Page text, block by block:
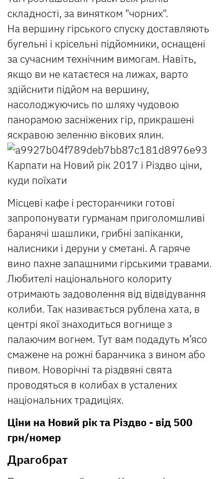
складності, за винятком "чорних".
На вершину гірського спуску доставляють
бугельні і крісельні підйомники, оснащені
за сучасним технічним вимогам. Навіть,
якщо ви не катаєтеся на лижах, варто
здійснити підйом на вершину,
насолоджуючись по шляху чудовою
панорамою засніжених гір, прикрашені
яскравою зеленню вікових ялин.
Місцеві кафе і ресторанчики готові
запропонувати гурманам приголомшливі
баранячі шашлики, грибні запіканки,
налисники і деруни у сметані. А гаряче
вино пахне запашними гірськими травами.
Любителі національного колориту
отримають задоволення від відвідування
колиби. Так називається рублена хата, в
центрі якої знаходиться вогнище з
палаючим вогнем. Тут вам подадуть м’ясо
смажене на рожні баранчика з вином або
пивом. Новорічні та різдвяні свята
проводяться в колибах в усталених
національних традиціях.
Ціни на Новий рік та Різдво - від 500
грн/номер
Драгобрат